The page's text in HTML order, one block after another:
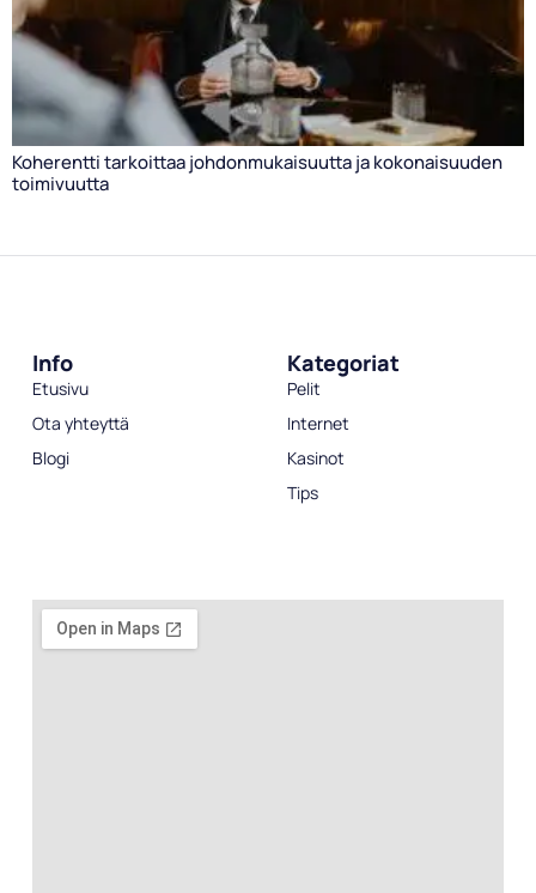
Koherentti tarkoittaa johdonmukaisuutta ja kokonaisuuden
toimivuutta
Info
Etusivu
Ota yhteyttä
Blogi
Kategoriat
Pelit
Internet
Kasinot
Tips